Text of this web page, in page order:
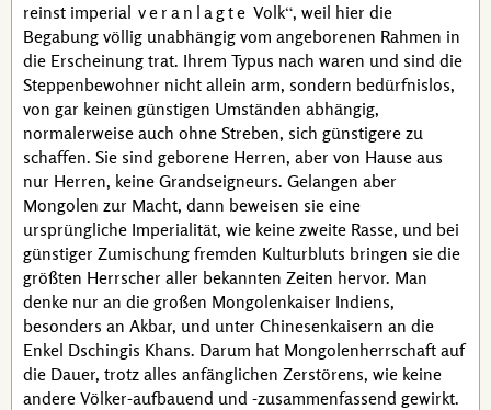
reinst imperial veranlagte Volk , weil hier die
Begabung völlig unabhängig vom angeborenen Rahmen in
die Erscheinung trat. Ihrem Typus nach waren und sind die
Steppenbewohner nicht allein arm, sondern bedürfnislos,
von gar keinen günstigen Umständen abhängig,
normalerweise auch ohne Streben, sich günstigere zu
schaffen. Sie sind geborene Herren, aber von Hause aus
nur Herren, keine Grandseigneurs. Gelangen aber
Mongolen zur Macht, dann beweisen sie eine
ursprüngliche Imperialität, wie keine zweite Rasse, und bei
günstiger Zumischung fremden Kulturbluts bringen sie die
größten Herrscher aller bekannten Zeiten hervor. Man
denke nur an die großen Mongolenkaiser Indiens,
besonders an Akbar, und unter Chinesenkaisern an die
Enkel Dschingis Khans. Darum hat Mongolenherrschaft auf
die Dauer, trotz alles anfänglichen Zerstörens, wie keine
andere Völker-aufbauend und -zusammenfassend gewirkt.